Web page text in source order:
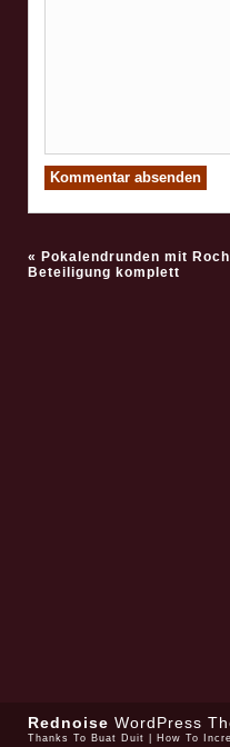
« Pokalendrunden mit
Beteiligung komplett
Rednoise WordPress
Thanks To Buat Duit How To